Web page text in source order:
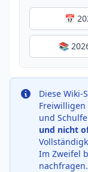
📅
📚
Diese Wiki-
und
und nicht
Im Zweifel
nachfragen.